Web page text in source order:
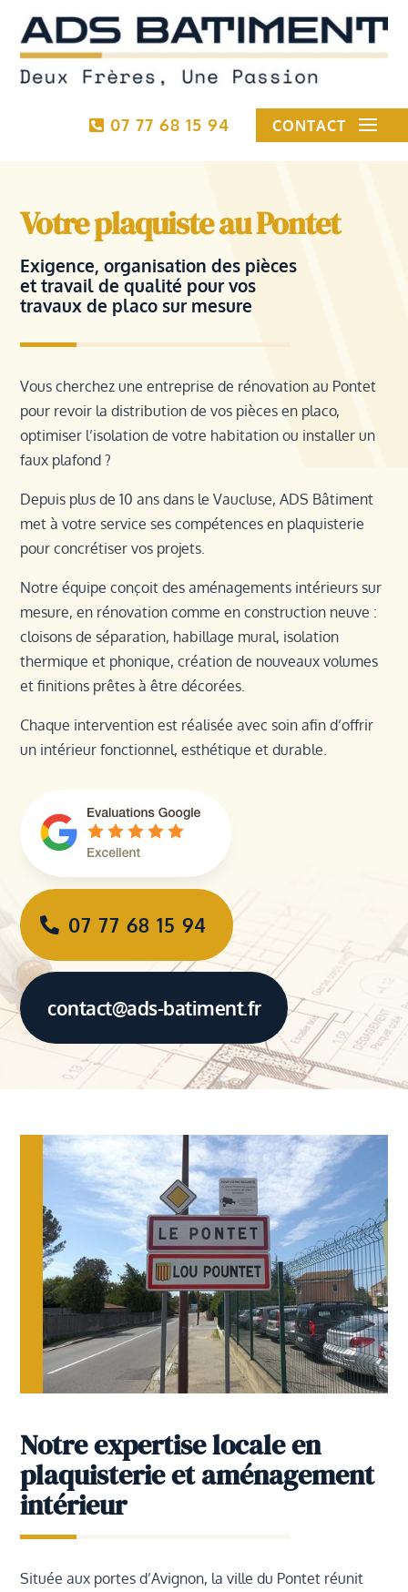
07 77 68 15 94 CONTACT
Votre plaquiste au Pontet
Exigence, organisation des pièces
et travail de qualité pour vos
travaux de placo sur mesure
Vous cherchez une entreprise de rénovation au Pontet
pour revoir la distribution de vos pièces en placo,
optimiser l’isolation de votre habitation ou installer un
faux plafond ?
Depuis plus de 10 ans dans le Vaucluse, ADS Bâtiment
met à votre service ses compétences en plaquisterie
pour concrétiser vos projets.
Notre équipe conçoit des aménagements intérieurs sur
mesure, en rénovation comme en construction neuve :
cloisons de séparation, habillage mural, isolation
thermique et phonique, création de nouveaux volumes
et finitions prêtes à être décorées.
Chaque intervention est réalisée avec soin afin d’offrir
un intérieur fonctionnel, esthétique et durable.
07 77 68 15 94
contact@ads-batiment.fr
Notre expertise locale en
plaquisterie et aménagement
intérieur
Située aux portes d’Avignon, la ville du Pontet réunit